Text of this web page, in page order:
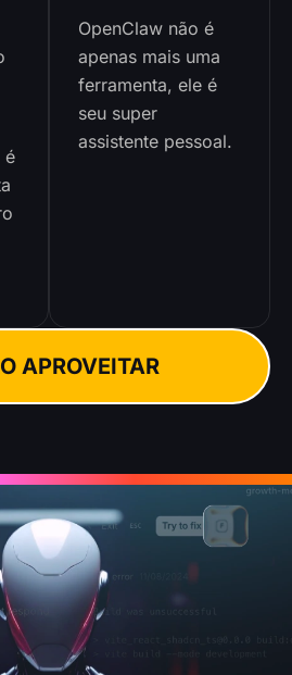
é
OpenClaw não é
apenas mais uma
ferramenta, ele é
seu super
assistente pessoal.
APROVEITAR